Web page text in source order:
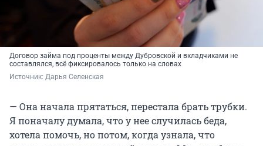
Договор займа под проценты между Дубровской и вкладчиками не
составлялся, всё фиксировалось только на словах
Источник: Дарья Селенская
— Она начала прятаться, перестала брать трубки.
Я поначалу думала, что у нее случилась беда,
хотела помочь, но потом, когда узнала, что